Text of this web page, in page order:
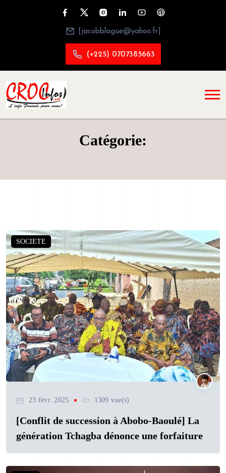
[jacobblague@yahoo.fr]
(+225) 0707385663
Catégorie:
SOCIETE
23 févr. 2025 1309 vue(s)
[Conflit de succession à Abobo-Baoulé] La
génération Tchagba dénonce une forfaiture